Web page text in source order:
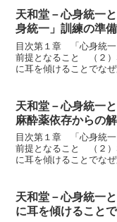
天和堂－心身統一
身統一」訓練の準
目次第１章 「心身統
前提となること （２
に耳を傾けることでな
ら統一主義へ向かう
天和堂－心身統一
麻酔薬依存からの
目次第１章 「心身統
前提となること （２
に耳を傾けることでな
ら統一主義へ向かう
天和堂－心身統一
に耳を傾けること